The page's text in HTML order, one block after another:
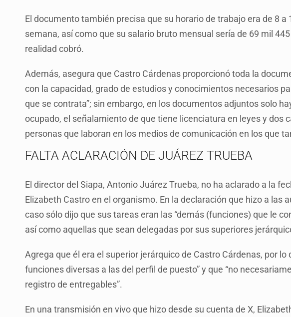
El documento también precisa que su horario de trabajo era de 8 a
semana, así como que su salario bruto mensual sería de 69 mil
realidad cobró.
Además, asegura que Castro Cárdenas proporcionó toda la
con la capacidad, grado de estudios y conocimientos necesarios
que se contrata”; sin embargo, en los documentos adjuntos solo
ocupado, el señalamiento de que tiene licenciatura en leyes y dos
personas que laboran en los medios de comunicación en los que
FALTA ACLARACIÓN DE JUÁREZ TRUEBA
El director del Siapa, Antonio Juárez Trueba, no ha aclarado a la
Elizabeth Castro en el organismo. En la declaración que hizo a las
caso sólo dijo que sus tareas eran las “demás (funciones) que le
así como aquellas que sean delegadas por sus superiores
Agrega que él era el superior jerárquico de Castro Cárdenas, por lo
funciones diversas a las del perfil de puesto” y que “no
registro de entregables”.
En una transmisión en vivo que hizo desde su cuenta de X,